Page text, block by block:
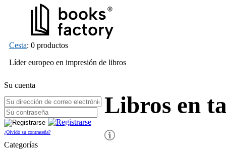
Cesta: 0 productos
Líder europeo en impresión de libros
Su cuenta
¿Olvidó su contraseña?
Categorías
Libros en